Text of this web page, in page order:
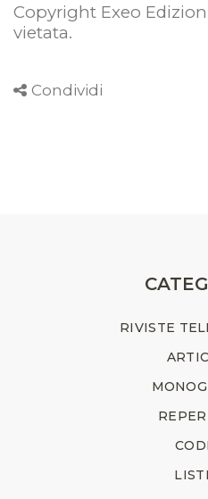
Copyright Exeo
vietata.
Condividi
RIVISTE